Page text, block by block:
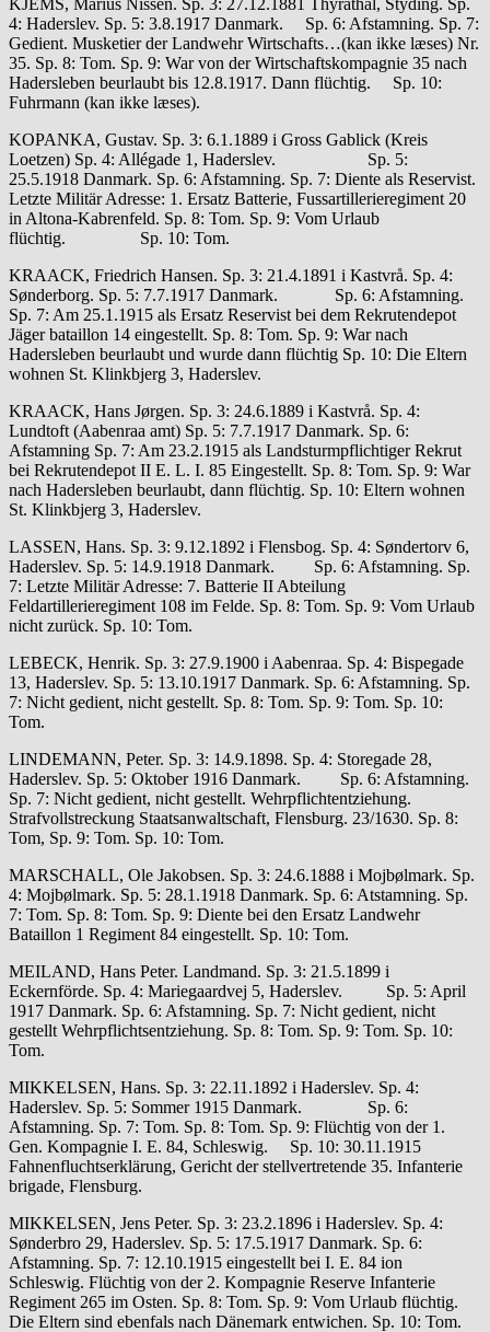
4: Haderslev. Sp. 5: 3.8.1917 Danmark. Sp. 6: Afstamning. Sp. 7:
Gedient. Musketier der Landwehr Wirtschafts…(kan ikke læses) Nr.
35. Sp. 8: Tom. Sp. 9: War von der Wirtschaftskompagnie 35 nach
Hadersleben beurlaubt bis 12.8.1917. Dann flüchtig. Sp. 10:
Fuhrmann (kan ikke læses).
KOPANKA, Gustav. Sp. 3: 6.1.1889 i Gross Gablick (Kreis
Loetzen) Sp. 4: Allégade 1, Haderslev. Sp. 5:
25.5.1918 Danmark. Sp. 6: Afstamning. Sp. 7: Diente als Reservist.
Letzte Militär Adresse: 1. Ersatz Batterie, Fussartillerieregiment 20
in Altona-Kabrenfeld. Sp. 8: Tom. Sp. 9: Vom Urlaub
flüchtig. Sp. 10: Tom.
KRAACK, Friedrich Hansen. Sp. 3: 21.4.1891 i Kastvrå. Sp. 4:
Sønderborg. Sp. 5: 7.7.1917 Danmark. Sp. 6: Afstamning.
Sp. 7: Am 25.1.1915 als Ersatz Reservist bei dem Rekrutendepot
Jäger bataillon 14 eingestellt. Sp. 8: Tom. Sp. 9: War nach
Hadersleben beurlaubt und wurde dann flüchtig Sp. 10: Die Eltern
wohnen St. Klinkbjerg 3, Haderslev.
KRAACK, Hans Jørgen. Sp. 3: 24.6.1889 i Kastvrå. Sp. 4:
Lundtoft (Aabenraa amt) Sp. 5: 7.7.1917 Danmark. Sp. 6:
Afstamning Sp. 7: Am 23.2.1915 als Landsturmpflichtiger Rekrut
bei Rekrutendepot II E. L. I. 85 Eingestellt. Sp. 8: Tom. Sp. 9: War
nach Hadersleben beurlaubt, dann flüchtig. Sp. 10: Eltern wohnen
St. Klinkbjerg 3, Haderslev.
LASSEN, Hans. Sp. 3: 9.12.1892 i Flensbog. Sp. 4: Søndertorv 6,
Haderslev. Sp. 5: 14.9.1918 Danmark. Sp. 6: Afstamning. Sp.
7: Letzte Militär Adresse: 7. Batterie II Abteilung
Feldartillerieregiment 108 im Felde. Sp. 8: Tom. Sp. 9: Vom Urlaub
nicht zurück. Sp. 10: Tom.
LEBECK, Henrik. Sp. 3: 27.9.1900 i Aabenraa. Sp. 4: Bispegade
13, Haderslev. Sp. 5: 13.10.1917 Danmark. Sp. 6: Afstamning. Sp.
7: Nicht gedient, nicht gestellt. Sp. 8: Tom. Sp. 9: Tom. Sp. 10:
Tom.
LINDEMANN, Peter. Sp. 3: 14.9.1898. Sp. 4: Storegade 28,
Haderslev. Sp. 5: Oktober 1916 Danmark. Sp. 6: Afstamning.
Sp. 7: Nicht gedient, nicht gestellt. Wehrpflichtentziehung.
Strafvollstreckung Staatsanwaltschaft, Flensburg. 23/1630. Sp. 8:
Tom, Sp. 9: Tom. Sp. 10: Tom.
MARSCHALL, Ole Jakobsen. Sp. 3: 24.6.1888 i Mojbølmark. Sp.
4: Mojbølmark. Sp. 5: 28.1.1918 Danmark. Sp. 6: Atstamning. Sp.
7: Tom. Sp. 8: Tom. Sp. 9: Diente bei den Ersatz Landwehr
Bataillon 1 Regiment 84 eingestellt. Sp. 10: Tom.
MEILAND, Hans Peter. Landmand. Sp. 3: 21.5.1899 i
Eckernförde. Sp. 4: Mariegaardvej 5, Haderslev. Sp. 5: April
1917 Danmark. Sp. 6: Afstamning. Sp. 7: Nicht gedient, nicht
gestellt Wehrpflichtsentziehung. Sp. 8: Tom. Sp. 9: Tom. Sp. 10:
Tom.
MIKKELSEN, Hans. Sp. 3: 22.11.1892 i Haderslev. Sp. 4:
Haderslev. Sp. 5: Sommer 1915 Danmark. Sp. 6:
Afstamning. Sp. 7: Tom. Sp. 8: Tom. Sp. 9: Flüchtig von der 1.
Gen. Kompagnie I. E. 84, Schleswig. Sp. 10: 30.11.1915
Fahnenfluchtserklärung, Gericht der stellvertretende 35. Infanterie
brigade, Flensburg.
MIKKELSEN, Jens Peter. Sp. 3: 23.2.1896 i Haderslev. Sp. 4:
Sønderbro 29, Haderslev. Sp. 5: 17.5.1917 Danmark. Sp. 6:
Afstamning. Sp. 7: 12.10.1915 eingestellt bei I. E. 84 ion
Schleswig. Flüchtig von der 2. Kompagnie Reserve Infanterie
Regiment 265 im Osten. Sp. 8: Tom. Sp. 9: Vom Urlaub flüchtig.
Die Eltern sind ebenfals nach Dänemark entwichen. Sp. 10: Tom.